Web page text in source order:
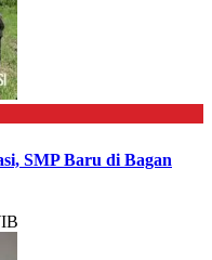
SMP Baru di Bagan